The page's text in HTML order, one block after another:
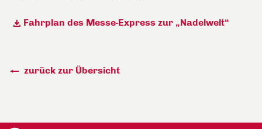
Fahrplan des Messe-Express zur „Nadelwelt“
zurück zur Übersicht